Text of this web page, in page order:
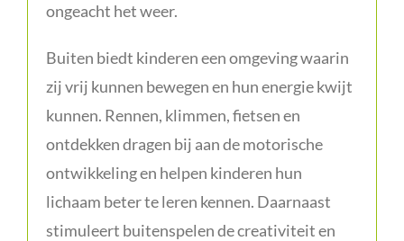
ongeacht het weer.
Buiten biedt kinderen een omgeving waarin
zij vrij kunnen bewegen en hun energie kwijt
kunnen. Rennen, klimmen, fietsen en
ontdekken dragen bij aan de motorische
ontwikkeling en helpen kinderen hun
lichaam beter te leren kennen. Daarnaast
stimuleert buitenspelen de creativiteit en